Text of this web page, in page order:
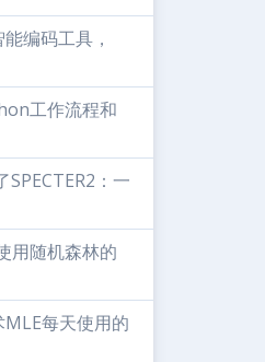
编码工具，
工作流程和
：一
用随机森林的
每天使用的